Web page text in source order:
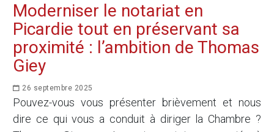
Moderniser le notariat en
Picardie tout en préservant sa
proximité : l’ambition de Thomas
Giey
26 septembre 2025
Pouvez-vous vous présenter brièvement et nous
dire ce qui vous a conduit à diriger la Chambre ?